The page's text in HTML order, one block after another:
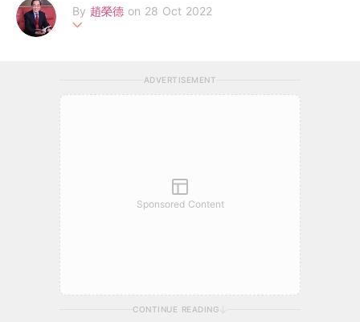
By 趙榮德 on 28 Oct 2022
有専欄刊豋在各大報章雜誌，著作有《2020質優免費幼稚園》、
《2020小學升學一本通》、《不一樣的家長》等二十八本。
ADVERTISEMENT
Sponsored Content
CONTINUE READING